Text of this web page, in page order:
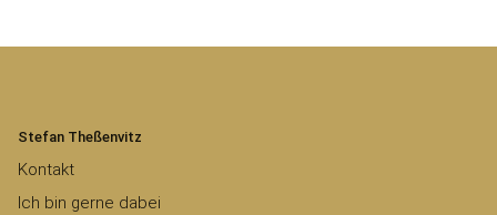
Stefan Theßenvitz
Kontakt
Ich bin gerne dabei